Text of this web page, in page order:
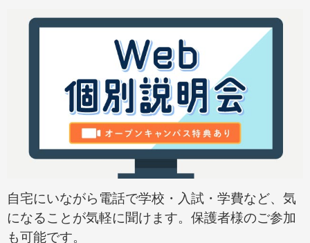
自宅にいながら電話で学校・入試・学費など、気
になることが気軽に聞けます。保護者様のご参加
も可能です。